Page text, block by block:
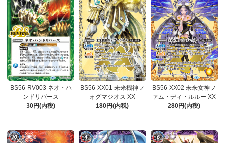
BS56-RV003 ネオ・ハ
ンドリバース
30円(内税)
BS56-XX01 未来機神フ
ォグマジオス XX
180円(内税)
BS56-XX02 未来女神フ
ァム・ディ・ルルー XX
280円(内税)